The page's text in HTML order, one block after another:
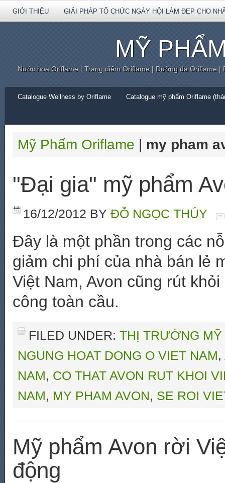
GIỚI THIỆU GIẢI PHÁP TỔ CHỨC NGÀY HỘI LÀM ĐẸP CHO
MỸ
Nước hoa Oriflame | Trang điểm Oriflame | Dưỡng da Oriflame
Catalogue Wellness by Oriflame Catalogue mỹ phẩm Oriflame
Mỹ Phẩm Oriflame | my pham
"Đại gia" mỹ phẩm
16/12/2012 BY ĐỖ NGỌC THÚY
Đây là một phần trong các
giảm chi phí của nhà bán lẻ
Việt Nam, Avon cũng rút
công toàn cầu.
FILED UNDER: THỊ TRƯỜNG
NGUNG HOAT DONG O VIET NAM,
NAM, CO THAT AVON RUT KHOI
NAM, MY PHAM AVON, SE ROI
Mỹ phẩm Avon rời
động